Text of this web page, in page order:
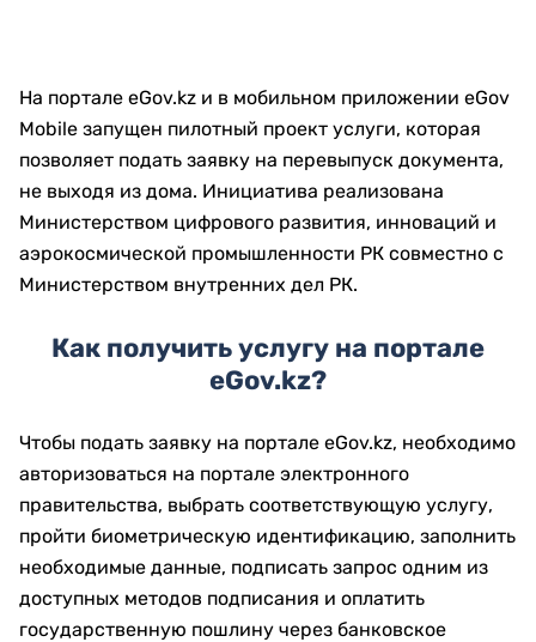
На портале eGov.kz и в мобильном приложении eGov
Mobile запущен пилотный проект услуги, которая
позволяет подать заявку на перевыпуск документа,
не выходя из дома. Инициатива реализована
Министерством цифрового развития, инноваций и
аэрокосмической промышленности РК совместно с
Министерством внутренних дел РК.
Как получить услугу на портале
eGov.kz?
Чтобы подать заявку на портале eGov.kz, необходимо
авторизоваться на портале электронного
правительства, выбрать соответствующую услугу,
пройти биометрическую идентификацию, заполнить
необходимые данные, подписать запрос одним из
доступных методов подписания и оплатить
государственную пошлину через банковское